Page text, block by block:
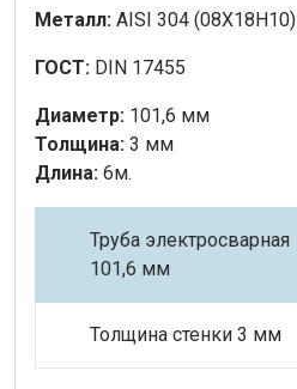
Металл: AISI 304 (08Х18Н10)
ГОСТ: DIN 17455
Диаметр: 101,6 мм
Толщина: 3 мм
Длина: 6м.
Труба электросварная
101,6 мм
Толщина стенки 3 мм